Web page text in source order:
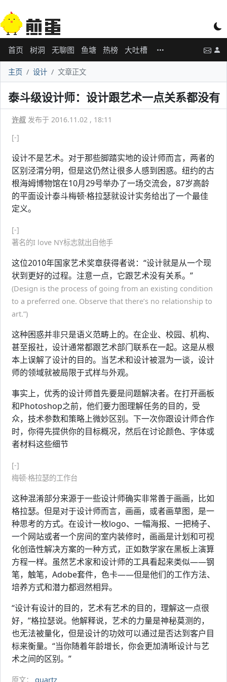
首页 树洞 无聊图 鱼塘 热榜 大吐槽
主页 设计 文章正文
泰斗级设计师：设计跟艺术一点关系都没有
许叔 发布于 2016.11.02 , 18:11
[-]
设计不是艺术。对于那些脚踏实地的设计师而言，两者的
区别泾渭分明，但是这仍然让很多人感到困惑。纽约的古
根海姆博物馆在10月29号举办了一场交流会，87岁高龄
的平面设计泰斗梅顿·格拉瑟就设计实务给出了一个最佳
定义。
[-]
著名的I love NY标志就出自他手
这位2010年国家艺术奖章获得者说：“设计就是从一个现
状到更好的过程。注意一点，它跟艺术没有关系。”
(Design is the process of going from an existing condition
to a preferred one. Observe that there’s no relationship to
art.”)
这种困惑并非只是语义范畴上的。在企业、校园、机构、
甚至报社，设计通常都跟艺术部门联系在一起。这是从根
本上误解了设计的目的。当艺术和设计被混为一谈，设计
师的领域就被局限于式样与外观。
事实上，优秀的设计师首先要是问题解决者。在打开画板
和Photoshop之前，他们要力图理解任务的目的，受
众，技术参数和策略上微妙区别。下一次你跟设计师合作
时，你得先提供你的目标概况，然后在讨论颜色、字体或
者材料这些细节
[-]
梅顿·格拉瑟的工作台
这种混淆部分来源于一些设计师确实非常善于画画，比如
格拉瑟。但是对于设计师而言，画画，或者画草图，是一
种思考的方式。在设计一枚logo、一幅海报、一把椅子、
一个网站或者一个房间的室内装修时，画画是计划和可视
化创造性解决方案的一种方式，正如数学家在黑板上演算
方程一样。虽然艺术家和设计师的工具看起来类似——钢
笔，触笔，Adobe套件，色卡——但是他们的工作方法、
培养方式和潜力都迥然相异。
“设计有设计的目的，艺术有艺术的目的，理解这一点很
好，”格拉瑟说。他解释说，艺术的力量是神秘莫测的，
也无法被量化，但是设计的功效可以通过是否达到客户目
标来衡量。“当你随着年龄增长，你会更加清晰设计与艺
术之间的区别。”
原文： quartz